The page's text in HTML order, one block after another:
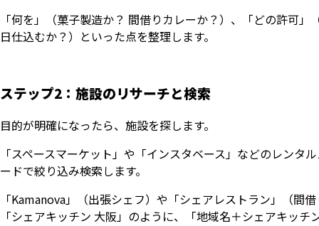
「何を」（菓子製造か？ 間借りカレーか？）、「どの許可
日仕込むか？）といった点を整理します。
ステップ2：施設のリサーチと検索
目的が明確になったら、施設を探します。
「スペースマーケット」や「インスタベース」などのレン
ードで絞り込み検索します。
「Kamanova」（出張シェフ）や「シェアレストラン」（間
「シェアキッチン 大阪」のように、「地域名＋シェアキッ